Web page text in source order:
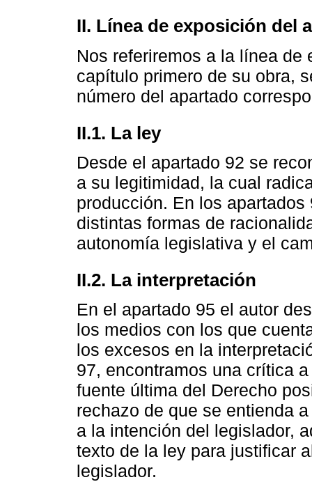
II. Línea de exposición del
Nos referiremos a la línea de
capítulo primero de su obra,
número del apartado
II.1. La ley
Desde el apartado 92 se
a su legitimidad, la cual
producción. En los
distintas formas de
autonomía legislativa y el
II.2. La interpretación
En el apartado 95 el autor
los medios con los que
los excesos en la
97, encontramos una crítica
fuente última del Derecho
rechazo de que se entienda
a la intención del legislador,
texto de la ley para justificar
legislador.